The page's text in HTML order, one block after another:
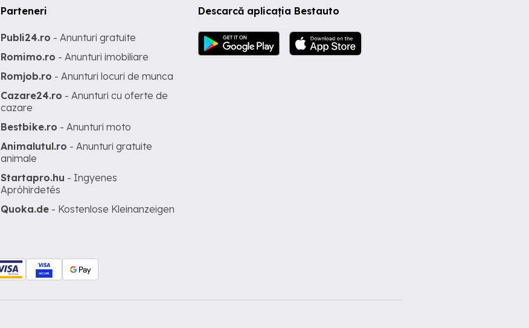
Descarcă aplicația Bestauto
Parteneri
Publi24.ro - Anunturi gratuite
Romimo.ro - Anunturi imobiliare
Romjob.ro - Anunturi locuri de munca
Cazare24.ro - Anunturi cu oferte de
cazare
Bestbike.ro - Anunturi moto
Animalutul.ro - Anunturi gratuite
animale
Startapro.hu - Ingyenes
Apróhirdetés
Quoka.de - Kostenlose Kleinanzeigen